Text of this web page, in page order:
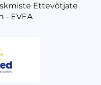
Ettevõtjate
- EVEA